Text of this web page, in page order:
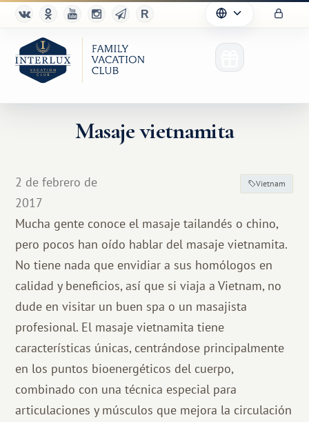
Masaje vietnamita
2 de febrero de
2017
Vietnam
Mucha gente conoce el masaje tailandés o chino,
pero pocos han oído hablar del masaje vietnamita.
No tiene nada que envidiar a sus homólogos en
calidad y beneficios, así que si viaja a Vietnam, no
dude en visitar un buen spa o un masajista
profesional. El masaje vietnamita tiene
características únicas, centrándose principalmente
en los puntos bioenergéticos del cuerpo,
combinado con una técnica especial para
articulaciones y músculos que mejora la circulación